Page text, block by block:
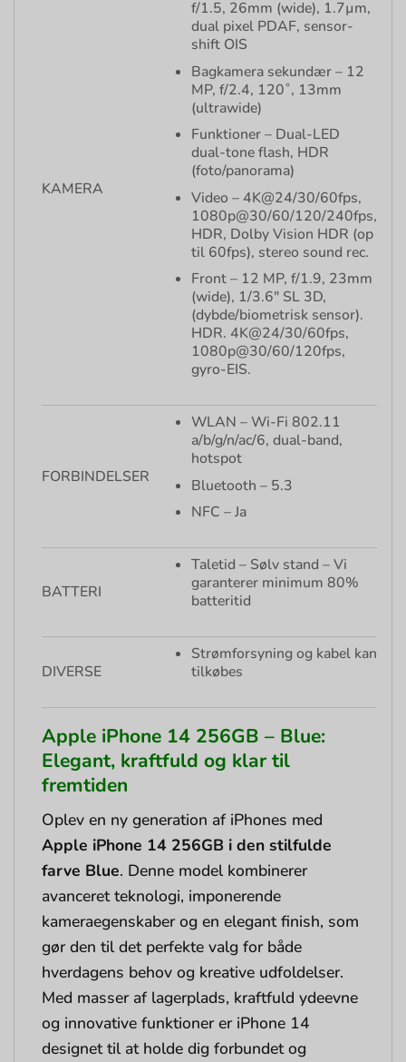
KAMERA
f/1.5, 26mm (wide), 1.7µm,
dual pixel PDAF, sensor-
shift OIS
Bagkamera sekundær – 12
MP, f/2.4, 120˚, 13mm
(ultrawide)
Funktioner – Dual-LED
dual-tone flash, HDR
(foto/panorama)
Video – 4K@24/30/60fps,
1080p@30/60/120/240fps,
HDR, Dolby Vision HDR (op
til 60fps), stereo sound rec.
Front – 12 MP, f/1.9, 23mm
(wide), 1/3.6″ SL 3D,
(dybde/biometrisk sensor).
HDR. 4K@24/30/60fps,
1080p@30/60/120fps,
gyro-EIS.
FORBINDELSER
WLAN – Wi-Fi 802.11
a/b/g/n/ac/6, dual-band,
hotspot
Bluetooth – 5.3
NFC – Ja
BATTERI
Taletid – Sølv stand – Vi
garanterer minimum 80%
batteritid
DIVERSE
Strømforsyning og kabel kan
tilkøbes
Apple iPhone 14 256GB – Blue:
Elegant, kraftfuld og klar til
fremtiden
Oplev en ny generation af iPhones med
Apple iPhone 14 256GB i den stilfulde
farve Blue. Denne model kombinerer
avanceret teknologi, imponerende
kameraegenskaber og en elegant finish, som
gør den til det perfekte valg for både
hverdagens behov og kreative udfoldelser.
Med masser af lagerplads, kraftfuld ydeevne
og innovative funktioner er iPhone 14
designet til at holde dig forbundet og